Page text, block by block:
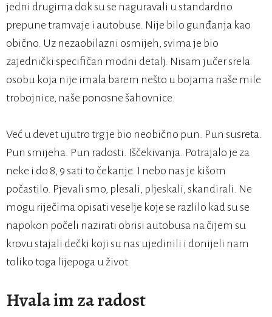
jedni drugima dok su se naguravali u standardno
prepune tramvaje i autobuse. Nije bilo gunđanja kao
obično. Uz nezaobilazni osmijeh, svima je bio
zajednički specifičan modni detalj. Nisam jučer srela
osobu koja nije imala barem nešto u bojama naše mile
trobojnice, naše ponosne šahovnice.
Već u devet ujutro trg je bio neobično pun. Pun susreta.
Pun smijeha. Pun radosti. Iščekivanja. Potrajalo je za
neke i do 8, 9 sati to čekanje. I nebo nas je kišom
počastilo. Pjevali smo, plesali, pljeskali, skandirali. Ne
mogu riječima opisati veselje koje se razlilo kad su se
napokon počeli nazirati obrisi autobusa na čijem su
krovu stajali dečki koji su nas ujedinili i donijeli nam
toliko toga lijepoga u život.
Hvala im za radost